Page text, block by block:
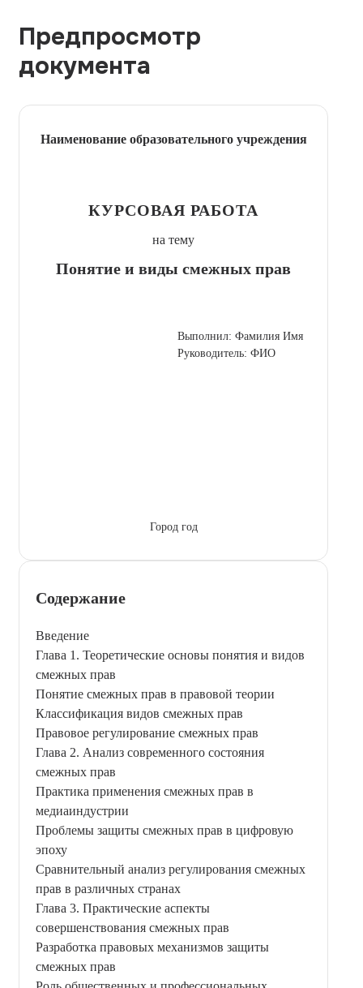
Предпросмотр
документа
Наименование образовательного учреждения
КУРСОВАЯ РАБОТА
на тему
Понятие и виды смежных прав
Выполнил: Фамилия Имя
Руководитель: ФИО
Город год
Содержание
Введение
Глава 1. Теоретические основы понятия и видов
смежных прав
Понятие смежных прав в правовой теории
Классификация видов смежных прав
Правовое регулирование смежных прав
Глава 2. Анализ современного состояния
смежных прав
Практика применения смежных прав в
медиаиндустрии
Проблемы защиты смежных прав в цифровую
эпоху
Сравнительный анализ регулирования смежных
прав в различных странах
Глава 3. Практические аспекты
совершенствования смежных прав
Разработка правовых механизмов защиты
смежных прав